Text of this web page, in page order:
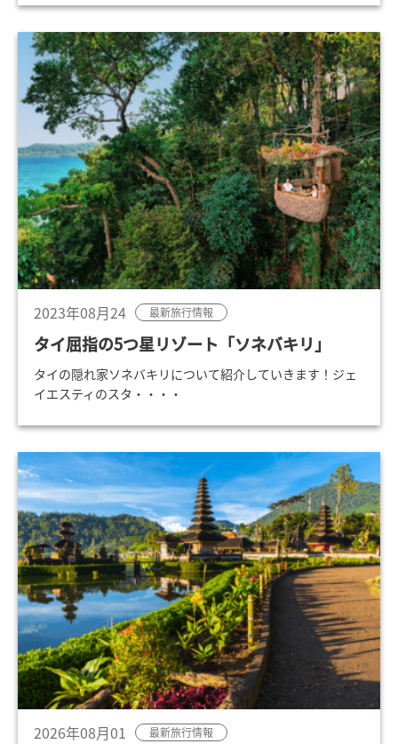
2023年08月24 最新旅行情報
タイ屈指の5つ星リゾート「ソネバキリ」
タイの隠れ家ソネバキリについて紹介していきます！ジェ
イエスティのスタ・・・・
2026年08月01 最新旅行情報